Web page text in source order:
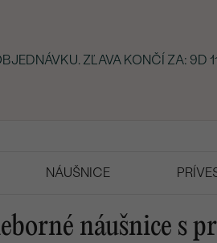
ZĽAVA KONČÍ ZA: 9D
NÁUŠNICE
náušnice s